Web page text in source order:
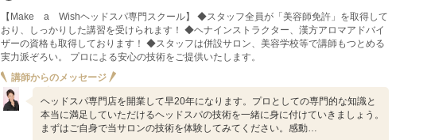
【Make a Wishヘッドスパ専門スクール】 ◆スタッフ全員が「美容師免許」を取得して
おり、しっかりした講習を受けられます！ ◆ヘナインストラクター、漢方アロマアドバイ
ザーの資格も取得しております！ ◆スタッフは併設サロン、美容学校等で講師もつとめる
実力派ぞろい。 プロによる安心の技術をご提供いたします。
講師からのメッセージ
ヘッドスパ専門店を開業して早20年になります。プロとしての専門的な知識と
本当に満足していただけるヘッドスパの技術を一緒に身に付けていきましょう。
まずはご自身で当サロンの技術を体験してみてください。感動…